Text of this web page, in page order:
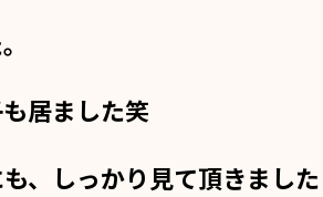
居ました笑
、しっかり見て頂きまし